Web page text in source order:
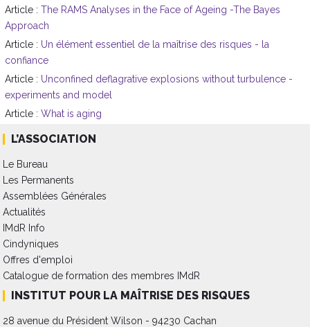
Article :The RAMS Analyses in the Face of Ageing -The Bayes
Approach
Article : Un élément essentiel de la maîtrise des risques - la
confiance
Article : Unconfined deflagrative explosions without turbulence -
experiments and model
Article :What is aging
L’ASSOCIATION
Le Bureau
Les Permanents
Assemblées Générales
Actualités
IMdR Info
Cindyniques
Offres d'emploi
Catalogue de formation des membres IMdR
INSTITUT POUR LA MAÎTRISE DES RISQUES
28 avenue du Président Wilson - 94230 Cachan